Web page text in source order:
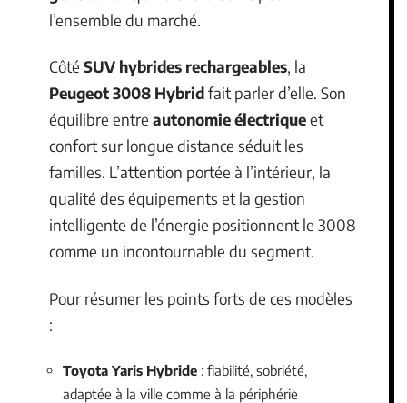
l’ensemble du marché.
Côté SUV hybrides rechargeables, la
Peugeot 3008 Hybridfait parler d’elle. Son
équilibre entre autonomie électriqueet
confort sur longue distance séduit les
familles. L’attention portée à l’intérieur, la
qualité des équipements et la gestion
intelligente de l’énergie positionnent le 3008
comme un incontournable du segment.
Pour résumer les points forts de ces modèles
:
Toyota Yaris Hybride : fiabilité, sobriété,
adaptée à la ville comme à la périphérie